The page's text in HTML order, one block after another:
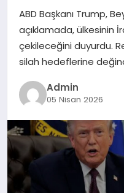
EĞITIM
SAĞLIK
ABD Başkanı Trump,
açıklamada, ülkesinin
çekileceğini duyurdu.
silah hedeflerine
Admin
05 Nisan 2026